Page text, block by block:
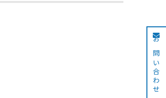
お問い合わせ